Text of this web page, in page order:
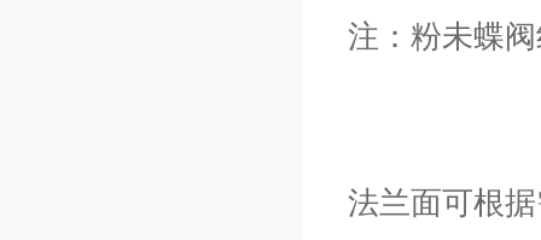
注：粉未蝶
法兰面可根